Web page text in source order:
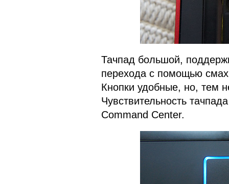
Тачпад большой,
перехода с помощью
Кнопки удобные, но, тем
Чувствительность
Command Center.